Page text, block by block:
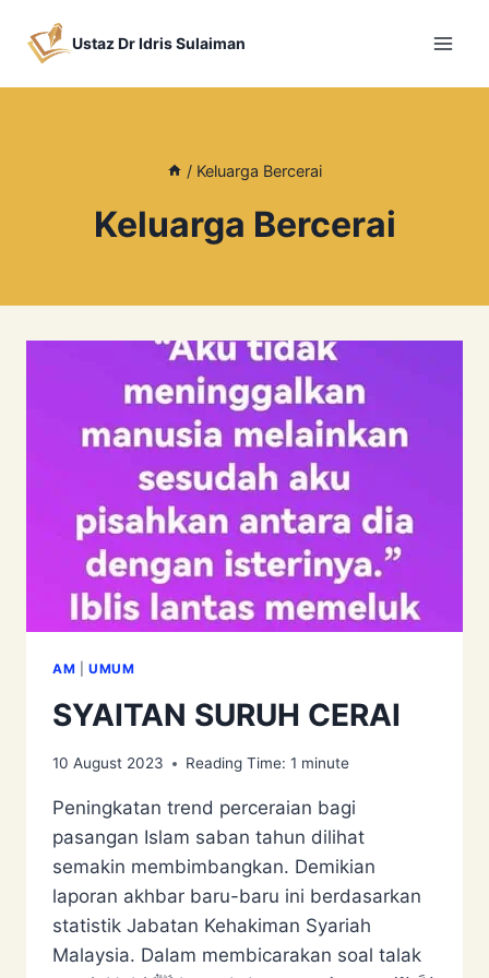
Ustaz Dr Idris Sulaiman
/ Keluarga Bercerai
Keluarga Bercerai
AM UMUM
SYAITAN SURUH CERAI
10 August 2023 Reading Time: 1 minute
Peningkatan trend perceraian bagi
pasangan Islam saban tahun dilihat
semakin membimbangkan. Demikian
laporan akhbar baru-baru ini berdasarkan
statistik Jabatan Kehakiman Syariah
Malaysia. Dalam membicarakan soal talak